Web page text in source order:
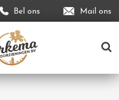
Bel ons Mail ons